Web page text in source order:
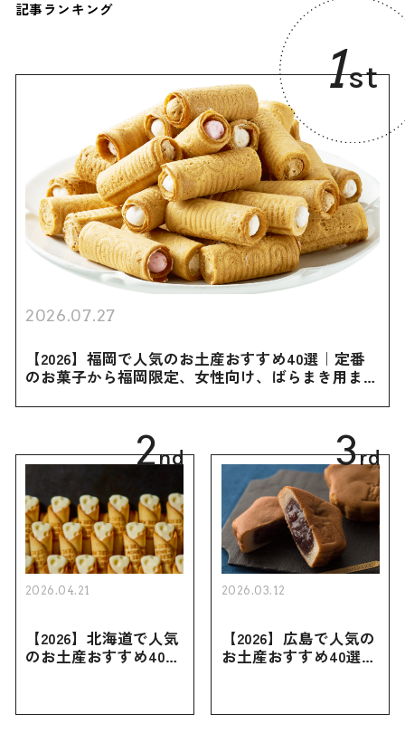
記事ランキング
1st
2026.07.27
【2026】福岡で人気のお土産おすすめ40選｜定番
のお菓子から福岡限定、女性向け、ばらまき用まで
2nd
2026.04.21
【2026】北海道で人気
のお土産おすすめ40選
買えない限定品、女性
3rd
2026.03.12
【2026】広島で人気の
お土産おすすめ40選｜
き用、女性向けまで幅